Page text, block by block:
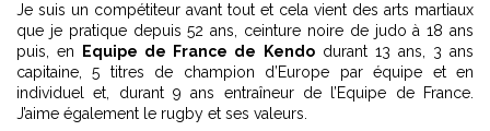
Je suis un compétiteur avant tout et cela vient des arts martiaux
que je pratique depuis 52 ans, ceinture noire de judo à 18 ans
puis, en
Equipe de France de Kendodurant 13 ans, 3 ans
capitaine, 5 titres de champion d’Europe par équipe et en
individuel et, durant 9 ans entraîneur de l’Equipe de France.
J’aime également le rugby et ses valeurs.